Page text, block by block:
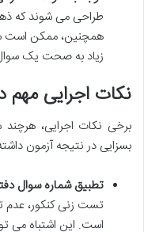
طراحی می شوند که
همچنین، ممکن است
زیاد به صحت یک
نکات اجرایی مهم
برخی نکات اجرایی، هرچند
بسزایی در نتیجه آزمون
تطبیق شماره سوال
تست زنی کنکور، عدم
است. این اشتباه می